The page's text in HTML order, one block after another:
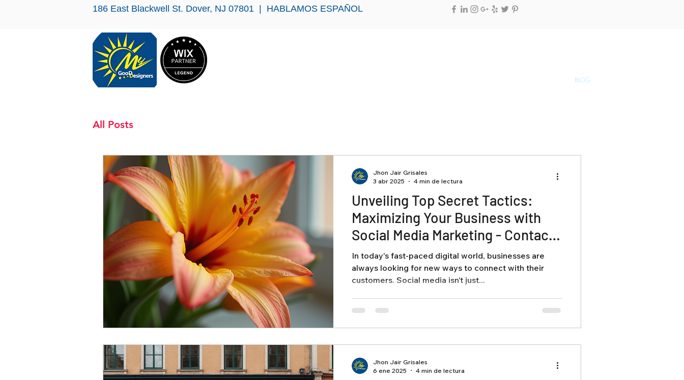
186 East Blackwell St. Dover, NJ 07801 | HABLAMOS ESPAÑOL
BLOG
All Posts
Unveiling Top Secret Tactics:
Maximizing Your Business with
Social Media Marketing - Contact
Us for the Inside Scoop
In today's fast-paced digital world, businesses are
always looking for new ways to connect with their
customers. Social media isn’t just...
Jhon Jair Grisales
3 abr 2025
4 min de lectura
Jhon Jair Grisales
6 ene 2025
4 min de lectura